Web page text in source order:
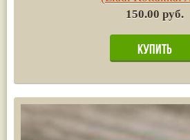
150.00 руб.